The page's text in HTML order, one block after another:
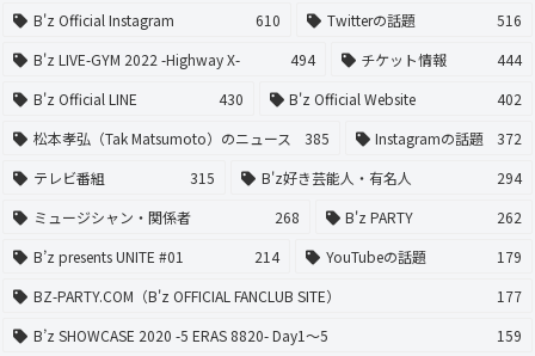
B'z Official Instagram
610 Twitterの話題
516
B'z LIVE-GYM 2022 -Highway X-
494 チケット情報
444
B'z Official LINE
430 B'z Official Website
402
松本孝弘（Tak Matsumoto）のニュース
385 Instagramの話題
372
テレビ番組
315 B'z好き芸能人・有名人
294
ミュージシャン・関係者
268 B'z PARTY
262
B’z presents UNITE #01
214 YouTubeの話題
179
BZ-PARTY.COM（B'z OFFICIAL FANCLUB SITE）
177
B’z SHOWCASE 2020 -5 ERAS 8820- Day1〜5
159